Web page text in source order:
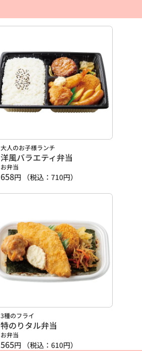
大人のお子様ランチ
洋風バラエティ弁当
お弁当
658円 （税込： 710円）
3種のフライ
特のりタル弁当
お弁当
565円 （税込： 610円）